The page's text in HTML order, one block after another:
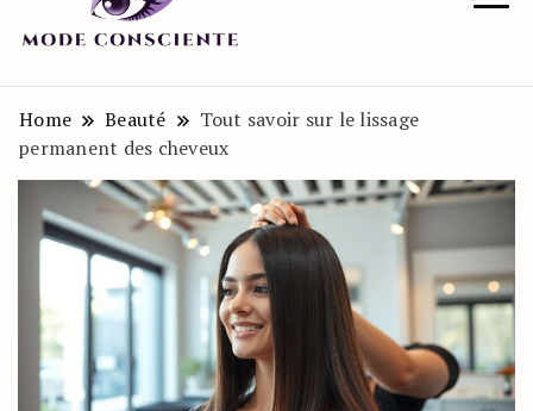
Le blog beauté et mode
Home Beauté
Tout savoir sur le lissage
permanent des cheveux